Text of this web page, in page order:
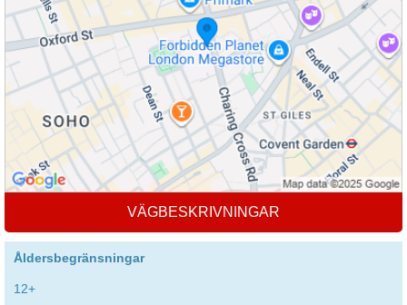
VÄGBESKRIVNINGAR
Åldersbegränsningar
12+